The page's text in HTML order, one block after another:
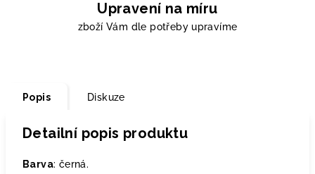
Upravení na míru
zboží Vám dle potřeby upravíme
Popis Diskuze
Detailní popis produktu
Barva: černá.